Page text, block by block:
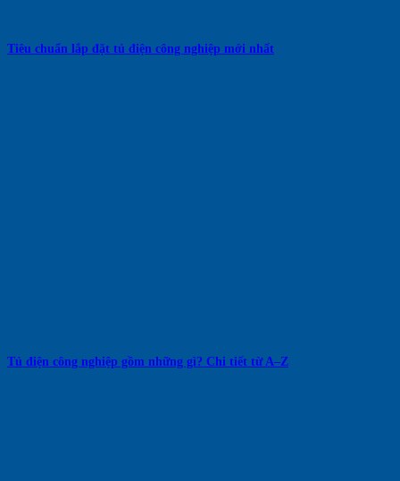
Tiêu chuẩn lắp đặt tủ điện công nghiệp mới nhất
Tủ điện công nghiệp gồm những gì? Chi tiết từ A–Z